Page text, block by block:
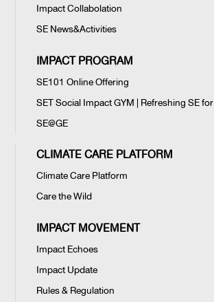
Impact Collabolation
SE News&Activities
IMPACT PROGRAM
SE101 Online Offering
SET Social Impact GYM | Refreshing SE
SE@GE
CLIMATE CARE PLATFORM
Climate Care Platform
Care the Wild
IMPACT MOVEMENT
Impact Echoes
Impact Update
Rules & Regulation